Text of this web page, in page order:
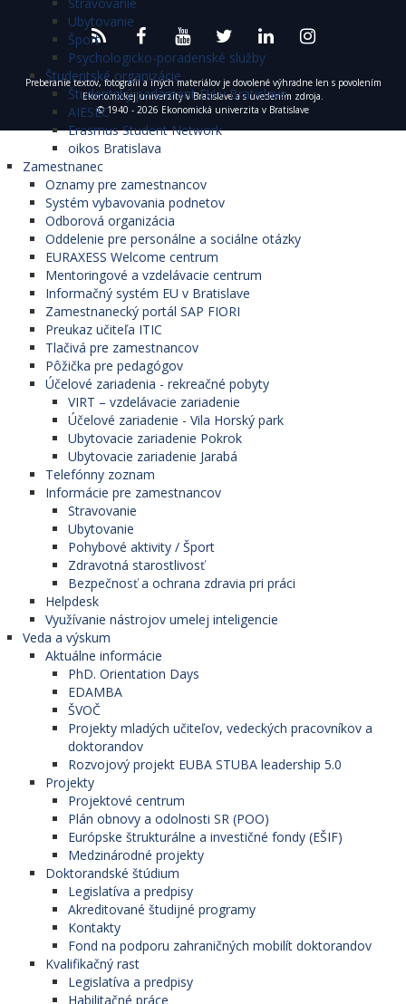
Ubytovanie
Šport
Psychologicko-poradenské služby
Študentské organizácie
Študentský parlament EU v Bratislave
AIESEC
Erasmus Student Network
oikos Bratislava
Zamestnanec
Oznamy pre zamestnancov
Systém vybavovania podnetov
Odborová organizácia
Oddelenie pre personálne a sociálne otázky
EURAXESS Welcome centrum
Mentoringové a vzdelávacie centrum
Informačný systém EU v Bratislave
Zamestnanecký portál SAP FIORI
Preukaz učiteľa ITIC
Tlačivá pre zamestnancov
Pôžička pre pedagógov
Účelové zariadenia - rekreačné pobyty
VIRT – vzdelávacie zariadenie
Účelové zariadenie - Vila Horský park
Ubytovacie zariadenie Pokrok
Ubytovacie zariadenie Jarabá
Telefónny zoznam
Informácie pre zamestnancov
Stravovanie
Ubytovanie
Pohybové aktivity / Šport
Zdravotná starostlivosť
Bezpečnosť a ochrana zdravia pri práci
Helpdesk
Využívanie nástrojov umelej inteligencie
Veda a výskum
Aktuálne informácie
PhD. Orientation Days
EDAMBA
ŠVOČ
Projekty mladých učiteľov, vedeckých pracovníkov a
doktorandov
Rozvojový projekt EUBA STUBA leadership 5.0
Projekty
Projektové centrum
Plán obnovy a odolnosti SR (POO)
Európske štrukturálne a investičné fondy (EŠIF)
Medzinárodné projekty
Doktorandské štúdium
Legislatíva a predpisy
Akreditované študijné programy
Kontakty
Fond na podporu zahraničných mobilít doktorandov
Kvalifikačný rast
Legislatíva a predpisy
Habilitačné práce
Preberanie textov, fotografií a iných materiálov je dovolené výhradne len s povolením
Ekonomickej univerzity v Bratislave a s uvedením zdroja.
© 1940 - 2026 Ekonomická univerzita v Bratislave